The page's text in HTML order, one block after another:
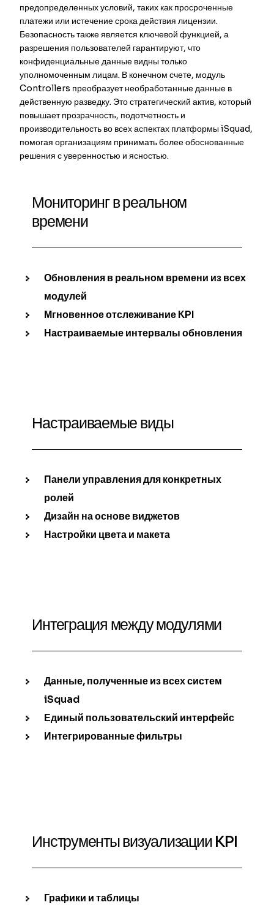
предопределенных условий, таких как просроченные
платежи или истечение срока действия лицензии.
Безопасность также является ключевой функцией, а
разрешения пользователей гарантируют, что
конфиденциальные данные видны только
уполномоченным лицам. В конечном счете, модуль
Controllers преобразует необработанные данные в
действенную разведку. Это стратегический актив, который
повышает прозрачность, подотчетность и
производительность во всех аспектах платформы iSquad,
помогая организациям принимать более обоснованные
решения с уверенностью и ясностью.
Мониторинг в реальном
времени
Обновления в реальном времени из всех
модулей
Мгновенное отслеживание KPI
Настраиваемые интервалы обновления
Настраиваемые виды
Панели управления для конкретных
ролей
Дизайн на основе виджетов
Настройки цвета и макета
Интеграция между модулями
Данные, полученные из всех систем
iSquad
Единый пользовательский интерфейс
Интегрированные фильтры
Инструменты визуализации KPI
Графики и таблицы